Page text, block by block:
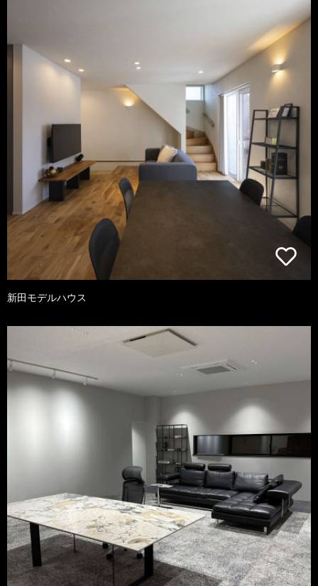
新田モデルハウス